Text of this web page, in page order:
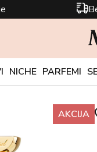
NICHE PARFEMI
AKCIJA